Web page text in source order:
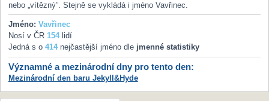
nebo „vítězný”. Stejně se vykládá i jméno Vavřinec.
Jméno: Vavřinec
Nosí v ČR 154lidí
Jedná s o 414nejčastější jméno dle jmenné statistiky
Významné a mezinárodní dny pro tento den:
Mezinárodní den baru Jekyll&Hyde